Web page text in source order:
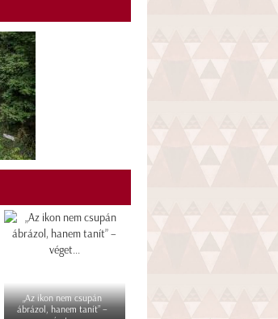
„Az ikon nem csupán
ábrázol, hanem tanít” –